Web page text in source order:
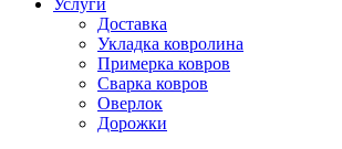
Доставка
Укладка ковролина
Примерка ковров
Сварка ковров
Оверлок
Дорожки